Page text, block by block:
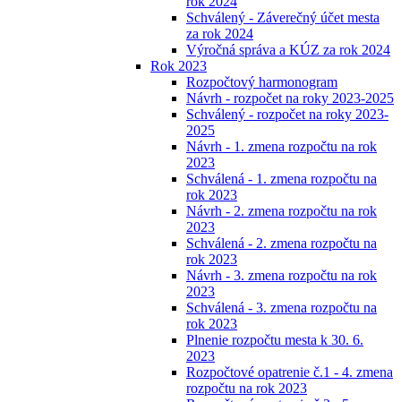
Schválený - Záverečný účet mesta
za rok 2024
Výročná správa a KÚZ za rok 2024
Rok 2023
Rozpočtový harmonogram
Návrh - rozpočet na roky 2023-2025
Schválený - rozpočet na roky 2023-
2025
Návrh - 1. zmena rozpočtu na rok
2023
Schválená - 1. zmena rozpočtu na
rok 2023
Návrh - 2. zmena rozpočtu na rok
2023
Schválená - 2. zmena rozpočtu na
rok 2023
Návrh - 3. zmena rozpočtu na rok
2023
Schválená - 3. zmena rozpočtu na
rok 2023
Plnenie rozpočtu mesta k 30. 6.
2023
Rozpočtové opatrenie č.1 - 4. zmena
rozpočtu na rok 2023